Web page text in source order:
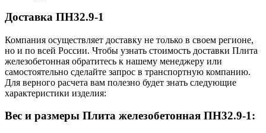
Доставка ПН32.9-1
Компания осуществляет доставку не только в своем регионе,
но и по всей России. Чтобы узнать стоимость доставки Плита
железобетонная обратитесь к нашему менеджеру или
самостоятельно сделайте запрос в транспортную компанию.
Для верного расчета вам полезно будет знать следующие
характеристики изделия:
Вес и размеры Плита железобетонная ПН32.9-1: